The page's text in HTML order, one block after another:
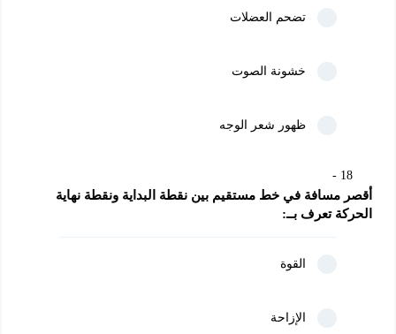
تضحم العضلات
خشونة الصوت
ظهور شعر الوجه
18
الحركة تعرف بــ:
القوة
الإزاحة